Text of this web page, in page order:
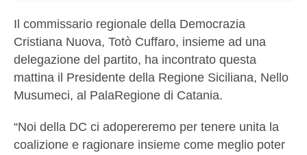
Il commissario regionale della Democrazia
Cristiana Nuova, Totò Cuffaro, insieme ad una
delegazione del partito, ha incontrato questa
mattina il Presidente della Regione Siciliana, Nello
Musumeci, al PalaRegione di Catania.
“Noi della DC ci adopereremo per tenere unita la
coalizione e ragionare insieme come meglio poter